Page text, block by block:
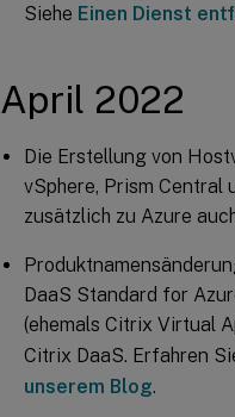
Siehe Einen Dienst
April 2022
Die Erstellung von
vSphere, Prism
zusätzlich zu Azure
DaaS Standard for
(ehemals Citrix Virtual
Citrix DaaS. Erfahren
unserem Blog.